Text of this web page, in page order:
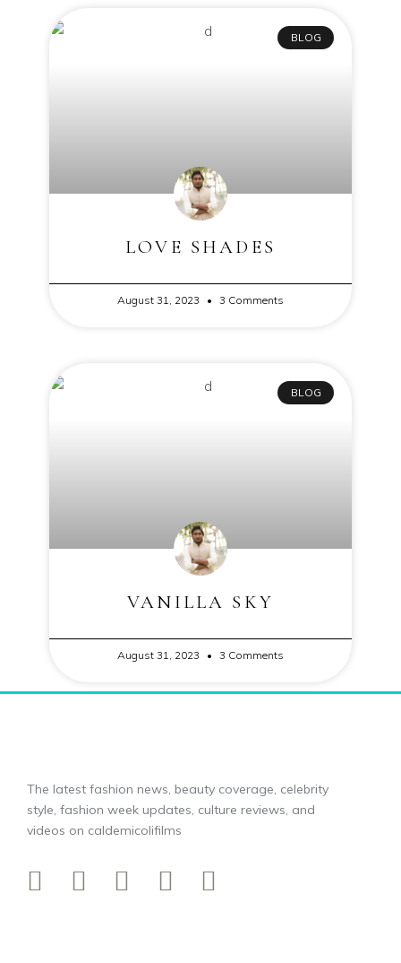
BLOG
LOVE SHADES
August 31, 2023 3 Comments
BLOG
VANILLA SKY
August 31, 2023 3 Comments
The latest fashion news, beauty coverage, celebrity
style, fashion week updates, culture reviews, and
videos on caldemicolifilms